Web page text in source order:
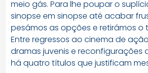
meio gás. Para lhe poupar o
sinopse em sinopse até acabar
pesámos as opções e retirámos o
Entre regressos ao cinema de
dramas juvenis e reconfigurações
há quatro títulos que justificam